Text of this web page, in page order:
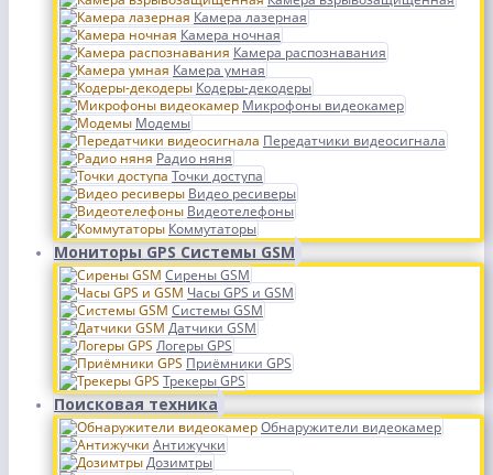
Камера лазерная
Камера ночная
Камера распознавания
Камера умная
Кодеры-декодеры
Микрофоны видеокамер
Модемы
Передатчики видеосигнала
Радио няня
Точки доступа
Видео ресиверы
Видеотелефоны
Коммутаторы
Мониторы GPS Системы GSM
Сирены GSM
Часы GPS и GSM
Системы GSM
Датчики GSM
Логеры GPS
Приёмники GPS
Трекеры GPS
Поисковая техника
Обнаружители видеокамер
Антижучки
Дозимтры